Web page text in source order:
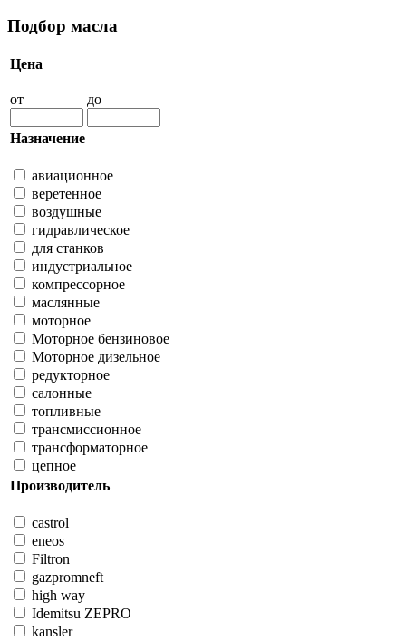
Подбор масла
Цена
от до
Назначение
авиационное
веретенное
воздушные
гидравлическое
для станков
индустриальное
компрессорное
маслянные
моторное
Моторное бензиновое
Моторное дизельное
редукторное
салонные
топливные
трансмиссионное
трансформаторное
цепное
Производитель
castrol
eneos
Filtron
gazpromneft
high way
Idemitsu ZEPRO
kansler